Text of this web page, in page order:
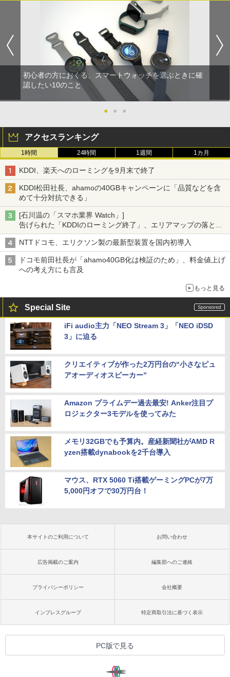
初心者の方におくる、スマートウォッチを選ぶときに確
認したい10のこと
● ● ●
アクセスランキング
1時間 24時間 1週間 1カ月
KDDI、楽天へのローミングを9月末で終了
KDDI松田社長、ahamoの40GBキャンペーンに「品質などを含
めて十分対抗できる」
[石川温の「スマホ業界 Watch」]
告げられた「KDDIのローミング終了」、エリアマップの落とし
穴と楽天モバイルの課題
NTTドコモ、エリクソン製の最新型装置を国内初導入
ドコモ前田社長が「ahamo40GB化は検証のため」、料金値上げ
への考え方にも言及
もっと見る
Special Site
iFi audio主力「NEO Stream 3」「NEO iDSD
3」に迫る
クリエイティブが作った2万円台の“小さなピュ
アオーディオスピーカー”
Amazon プライムデー過去最安! Anker注目プ
ロジェクター3モデルを使ってみた
メモリ32GBでも予算内。産経新聞社がAMD R
yzen搭載dynabookを2千台導入
マウス、RTX 5060 Ti搭載ゲーミングPCが7万
5,000円オフで30万円台！
本サイトのご利用について お問い合わせ
広告掲載のご案内 編集部へのご連絡
プライバシーポリシー 会社概要
インプレスグループ 特定商取引法に基づく表示
PC版で見る